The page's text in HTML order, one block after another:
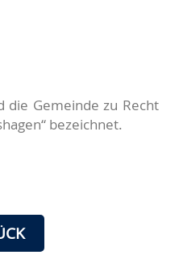
die Gemeinde zu Recht
bezeichnet.